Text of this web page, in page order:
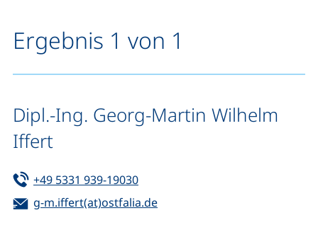
Ergebnis 1 von 1
Dipl.-Ing. Georg-Martin Wilhelm
Iffert
Tel:
+49 5331 939-19030(startet einen Telefonanruf,
E-Mail:
g-m.iffert(at)ostfalia.de(öffnet Ihr E-Mail-Programm)